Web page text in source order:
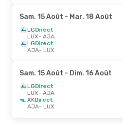
Sam. 15 Août - Mar. 18 Août
LGDirect
LUX- AJA
LGDirect
AJA- LUX
Sam. 15 Août - Dim. 16 Août
LGDirect
LUX- AJA
XKDirect
AJA- LUX